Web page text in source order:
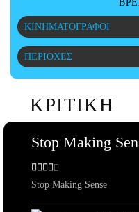
ΑΜΠΑ
PRINT
ΚΙΝΗΜΑΤΟΓΡΑΦΟΙ
ΠΕΡΙΟΧΕΣ
ΚΡΙΤΙΚΗ
Stop Making
Stop Making Sense